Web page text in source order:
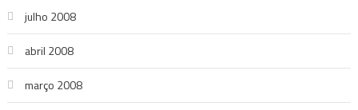
julho 2008
abril 2008
março 2008